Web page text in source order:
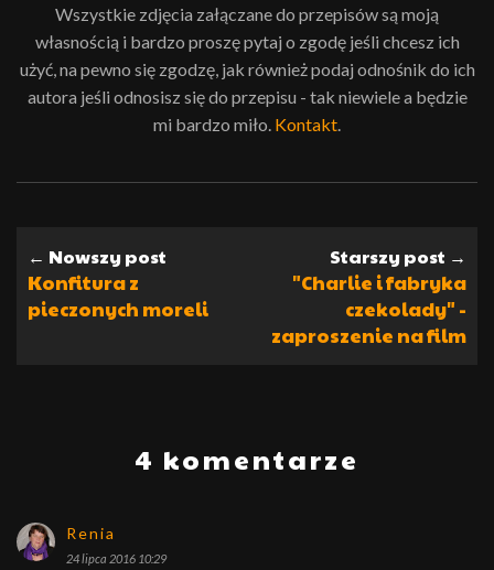
Wszystkie zdjęcia załączane do przepisów są moją
własnością i bardzo proszę pytaj o zgodę jeśli chcesz ich
użyć, na pewno się zgodzę, jak również podaj odnośnik do ich
autora jeśli odnosisz się do przepisu - tak niewiele a będzie
mi bardzo miło. Kontakt
← Nowszy post
Konfitura z
pieczonych moreli
Starszy post →
"Charlie i fabryka
czekolady" -
zaproszenie na film
4 komentarze
Renia
24 lipca 2016 10:29